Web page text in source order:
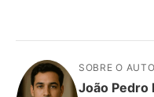
SOBRE O
João Pedro